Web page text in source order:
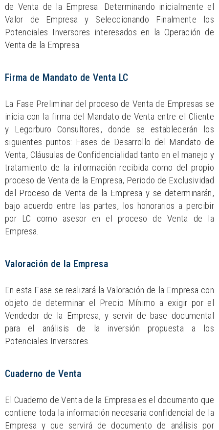
de Venta de la Empresa. Determinando inicialmente el
Valor de Empresa y Seleccionando Finalmente los
Potenciales Inversores interesados en la Operación de
Venta de la Empresa.
Firma de Mandato de Venta LC
La Fase Preliminar del proceso de Venta de Empresas se
inicia con la firma del Mandato de Venta entre el Cliente
y Legorburo Consultores, donde se establecerán los
siguientes puntos: Fases de Desarrollo del Mandato de
Venta, Cláusulas de Confidencialidad tanto en el manejo y
tratamiento de la información recibida como del propio
proceso de Venta de la Empresa, Periodo de Exclusividad
del Proceso de Venta de la Empresa y se determinarán,
bajo acuerdo entre las partes, los honorarios a percibir
por LC como asesor en el proceso de Venta de la
Empresa.
Valoración de la Empresa
En esta Fase se realizará la Valoración de la Empresa con
objeto de determinar el Precio Mínimo a exigir por el
Vendedor de la Empresa, y servir de base documental
para el análisis de la inversión propuesta a los
Potenciales Inversores.
Cuaderno de Venta
El Cuaderno de Venta de la Empresa es el documento que
contiene toda la información necesaria confidencial de la
Empresa y que servirá de documento de análisis por